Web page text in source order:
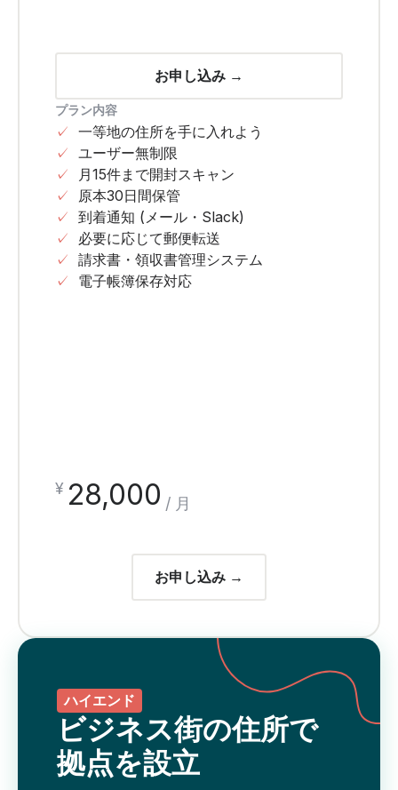
お申し込み →
プラン内容
✓ 一等地の住所を手に入れよう
✓ ユーザー無制限
✓
月15件まで開封スキャン
✓
原本30日間保管
✓ 到着通知 (メール・Slack)
✓
必要に応じて郵便転送
✓ 請求書・領収書管理システム
✓
電子帳簿保存対応
¥ 28,000 / 月
お申し込み →
ハイエンド
ビジネス街の住所で
拠点を設立